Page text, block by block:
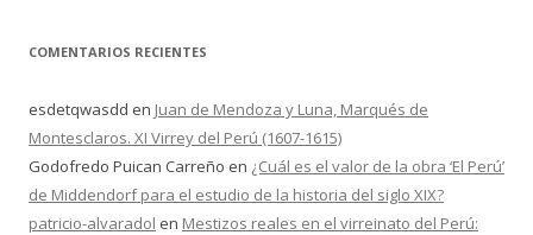
COMENTARIOS RECIENTES
esdetqwasdd en Juan de Mendoza y Luna, Marqués de
Montesclaros. XI Virrey del Perú (1607-1615)
Godofredo Puican Carreño en ¿Cuál es el valor de la obra ‘El Perú’
de Middendorf para el estudio de la historia del siglo XIX?
patricio-alvaradol en Mestizos reales en el virreinato del Perú: